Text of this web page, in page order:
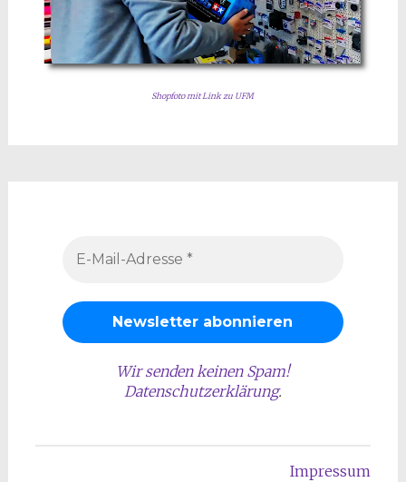
Shopfoto mit Link zu UFM
Wir senden keinen Spam!
Datenschutzerklärung.
Impressum